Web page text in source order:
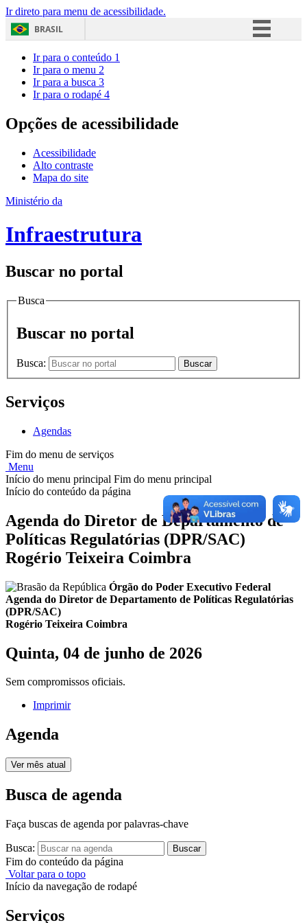
Ir direto para menu de acessibilidade.
BRASIL
Acesso à informação
Ir para o conteúdo 1
Ir para o menu 2
Ir para a busca 3
Ir para o rodapé 4
Opções de acessibilidade
Acessibilidade
Alto contraste
Mapa do site
Ministério da
Infraestrutura
Buscar no portal
Busca
Buscar no portal
Busca: Buscar
Serviços
Agendas
Fim do menu de serviços
Menu
Início do menu principal Fim do menu principal
Início do conteúdo da página
Agenda do Diretor de Departamento de
Políticas Regulatórias (DPR/SAC)
Rogério Teixeira Coimbra
Órgão do Poder Executivo Federal
Agenda do Diretor de Departamento de Políticas Regulatórias
(DPR/SAC)
Rogério Teixeira Coimbra
Quinta, 04 de junho de 2026
Sem compromissos oficiais.
Imprimir
Agenda
Ver mês atual
Busca de agenda
Faça buscas de agenda por palavras-chave
Busca: Buscar
Fim do conteúdo da página
Voltar para o topo
Início da navegação de rodapé
Serviços